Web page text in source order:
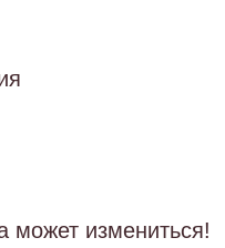
может измениться!